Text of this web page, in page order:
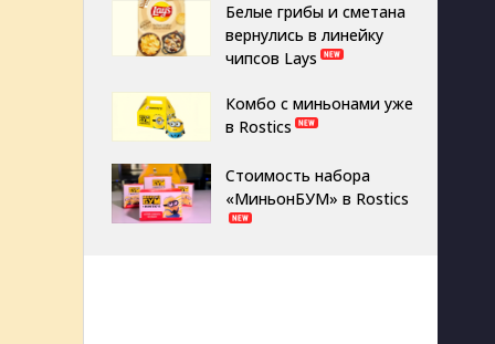
Белые грибы и сметана
вернулись в линейку
чипсов Lays
Комбо с миньонами уже
в Rostics
Стоимость набора
«МиньонБУМ» в Rostics